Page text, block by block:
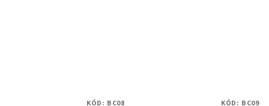
KÓD: BC08 KÓD: BC09